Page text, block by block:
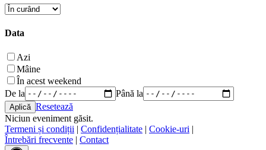
Data
Azi
Mâine
În acest weekend
De la
Până la
Resetează
Niciun eveniment găsit.
Termeni și condiții | Confidențialitate | Cookie-uri |
Întrebări frecvente | Contact